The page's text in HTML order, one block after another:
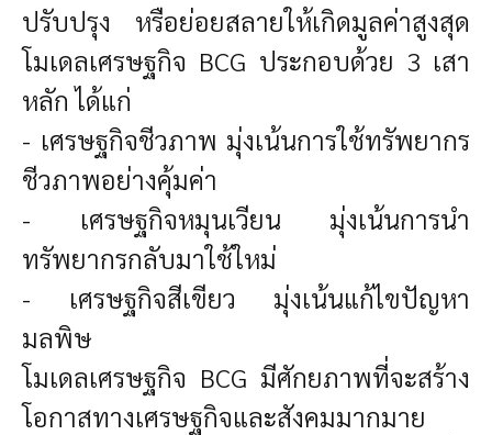
ปรับปรุง หรือย่อยสลายให้เกิดมูลค่าสูงสุด
โมเดลเศรษฐกิจ BCG ประกอบด้วย 3 เสา
หลัก ได้แก่
- เศรษฐกิจชีวภาพ มุ่งเน้นการใช้ทรัพยากร
ชีวภาพอย่างคุ้มค่า
- เศรษฐกิจหมุนเวียน มุ่งเน้นการนำ
ทรัพยากรกลับมาใช้ใหม่
- เศรษฐกิจสีเขียว มุ่งเน้นแก้ไขปัญหา
มลพิษ
โมเดลเศรษฐกิจ BCG มีศักยภาพที่จะสร้าง
โอกาสทางเศรษฐกิจและสังคมมากมาย